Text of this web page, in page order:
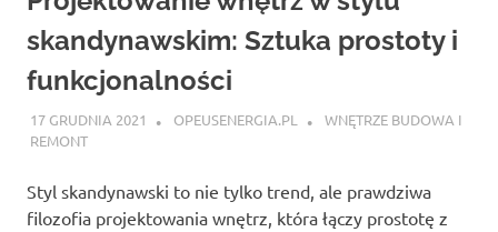
skandynawskim: Sztuka prostoty i
funkcjonalności
17 GRUDNIA 2021 OPEUSENERGIA.PL
WNĘTRZE BUDOWA I
REMONT
Styl skandynawski to nie tylko trend, ale prawdziwa
filozofia projektowania wnętrz, która łączy prostotę z